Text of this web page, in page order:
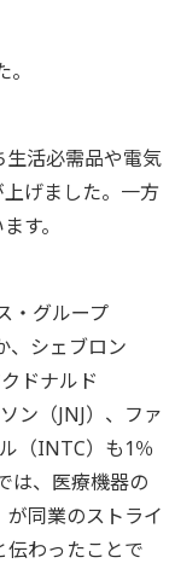
生活必需品や電気
げました。一方
す。
・グループ
、シェブロン
ドナルド
ン（JNJ）、ファ
（INTC）も1％
は、医療機器の
が同業のストライ
伝わったことで